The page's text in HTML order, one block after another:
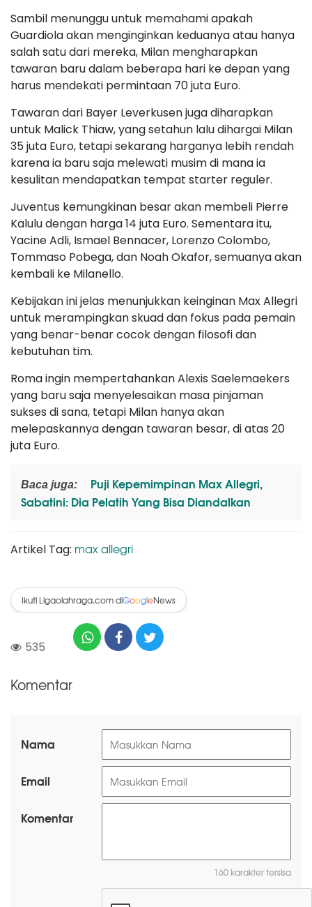
Sambil menunggu untuk memahami apakah
Guardiola akan menginginkan keduanya atau hanya
salah satu dari mereka, Milan mengharapkan
tawaran baru dalam beberapa hari ke depan yang
harus mendekati permintaan 70 juta Euro.
Tawaran dari Bayer Leverkusen juga diharapkan
untuk Malick Thiaw, yang setahun lalu dihargai Milan
35 juta Euro, tetapi sekarang harganya lebih rendah
karena ia baru saja melewati musim di mana ia
kesulitan mendapatkan tempat starter reguler.
Juventus kemungkinan besar akan membeli Pierre
Kalulu dengan harga 14 juta Euro. Sementara itu,
Yacine Adli, Ismael Bennacer, Lorenzo Colombo,
Tommaso Pobega, dan Noah Okafor, semuanya akan
kembali ke Milanello.
Kebijakan ini jelas menunjukkan keinginan Max Allegri
untuk merampingkan skuad dan fokus pada pemain
yang benar-benar cocok dengan filosofi dan
kebutuhan tim.
Roma ingin mempertahankan Alexis Saelemaekers
yang baru saja menyelesaikan masa pinjaman
sukses di sana, tetapi Milan hanya akan
melepaskannya dengan tawaran besar, di atas 20
juta Euro.
Baca juga:
Puji Kepemimpinan Max Allegri,
Sabatini: Dia Pelatih Yang Bisa Diandalkan
Artikel Tag: max allegri
Ikuti Ligaolahraga.com diGoogleNews
535
Komentar
Nama
Email
Komentar
160 karakter tersisa